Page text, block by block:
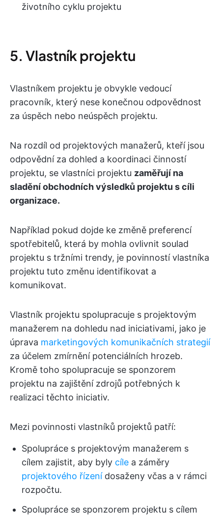
životního cyklu projektu
5. Vlastník projektu
Vlastníkem projektu je obvykle vedoucí
pracovník, který nese konečnou odpovědnost
za úspěch nebo neúspěch projektu.
Na rozdíl od projektových manažerů, kteří jsou
odpovědní za dohled a koordinaci činností
projektu, se vlastníci projektu zaměřují na
sladění obchodních výsledků projektu s cíli
organizace.
Například pokud dojde ke změně preferencí
spotřebitelů, která by mohla ovlivnit soulad
projektu s tržními trendy, je povinností vlastníka
projektu tuto změnu identifikovat a
komunikovat.
Vlastník projektu spolupracuje s projektovým
manažerem na dohledu nad iniciativami, jako je
úprava marketingových komunikačních strategií
za účelem zmírnění potenciálních hrozeb.
Kromě toho spolupracuje se sponzorem
projektu na zajištění zdrojů potřebných k
realizaci těchto iniciativ.
Mezi povinnosti vlastníků projektů patří:
Spolupráce s projektovým manažerem s
cílem zajistit, aby byly cíle a záměry
projektového řízenídosaženy včas a v rámci
rozpočtu.
Spolupráce se sponzorem projektu s cílem